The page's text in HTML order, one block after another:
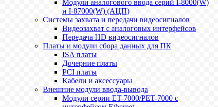
Модули аналогового ввода серий I-8000(W)
и I-87000(W) (АЦП)
Системы захвата и передачи видеосигналов
Видеозахват с аналоговых интерфейсов
Передача HD видеосигналов
Платы и модули сбора данных для ПК
ISA платы
Дочерние платы
PCI платы
Кабели и аксессуары
Внешние модули ввода-вывода
Модули серии ET-7000/PET-7000 с